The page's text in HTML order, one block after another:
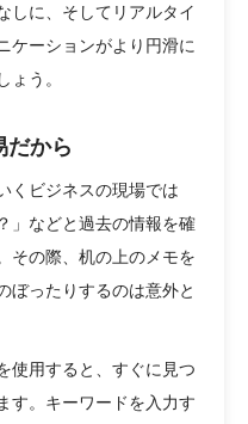
しに、そしてリアルタイ
ケーションがより円滑に
う。
から
くビジネスの現場では
」などと過去の情報を確
その際、机の上のメモを
ぼったりするのは意外と
使用すると、すぐに見つ
す。キーワードを入力す